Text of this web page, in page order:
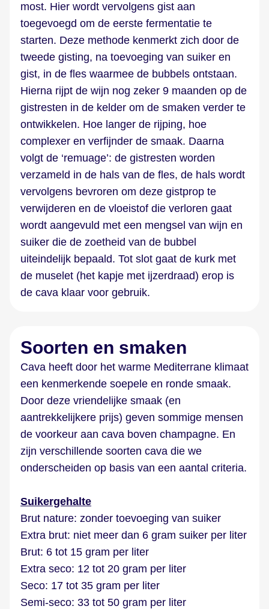
most. Hier wordt vervolgens gist aan
toegevoegd om de eerste fermentatie te
starten. Deze methode kenmerkt zich door de
tweede gisting, na toevoeging van suiker en
gist, in de fles waarmee de bubbels ontstaan.
Hierna rijpt de wijn nog zeker 9 maanden op de
gistresten in de kelder om de smaken verder te
ontwikkelen. Hoe langer de rijping, hoe
complexer en verfijnder de smaak. Daarna
volgt de ‘remuage’: de gistresten worden
verzameld in de hals van de fles, de hals wordt
vervolgens bevroren om deze gistprop te
verwijderen en de vloeistof die verloren gaat
wordt aangevuld met een mengsel van wijn en
suiker die de zoetheid van de bubbel
uiteindelijk bepaald. Tot slot gaat de kurk met
de muselet (het kapje met ijzerdraad) erop is
de cava klaar voor gebruik.
Soorten en smaken
Cava heeft door het warme Mediterrane klimaat
een kenmerkende soepele en ronde smaak.
Door deze vriendelijke smaak (en
aantrekkelijkere prijs) geven sommige mensen
de voorkeur aan cava boven champagne. En
zijn verschillende soorten cava die we
onderscheiden op basis van een aantal criteria.
Suikergehalte
Brut nature: zonder toevoeging van suiker
Extra brut: niet meer dan 6 gram suiker per liter
Brut: 6 tot 15 gram per liter
Extra seco: 12 tot 20 gram per liter
Seco: 17 tot 35 gram per liter
Semi-seco: 33 tot 50 gram per liter